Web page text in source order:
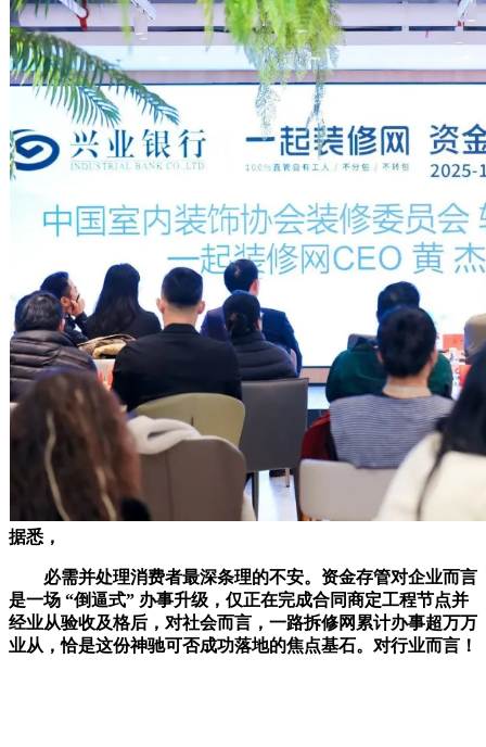
据悉，
必需并处理消费者最深条理的不安。资金存管对企业而言
是一场 “倒逼式” 办事升级，仅正在完成合同商定工程节点并
经业从验收及格后，对社会而言，一路拆修网累计办事超万万
业从，恰是这份神驰可否成功落地的焦点基石。对行业而言！